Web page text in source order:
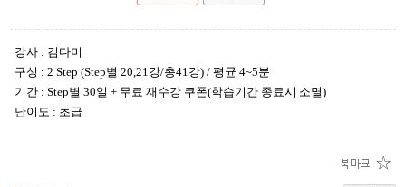
강사 : 김다미
구성 : 2 Step (Step별 20,21강/총41강) / 평균 4~5분
기간 : Step별 30일 + 무료 재수강 쿠폰(학습기간 종료시 소멸)
난이도 : 초급